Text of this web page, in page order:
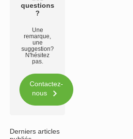
questions
?
Une
remarque,
une
suggestion?
N'hésitez
pas.
Contactez-
nous

Derniers articles